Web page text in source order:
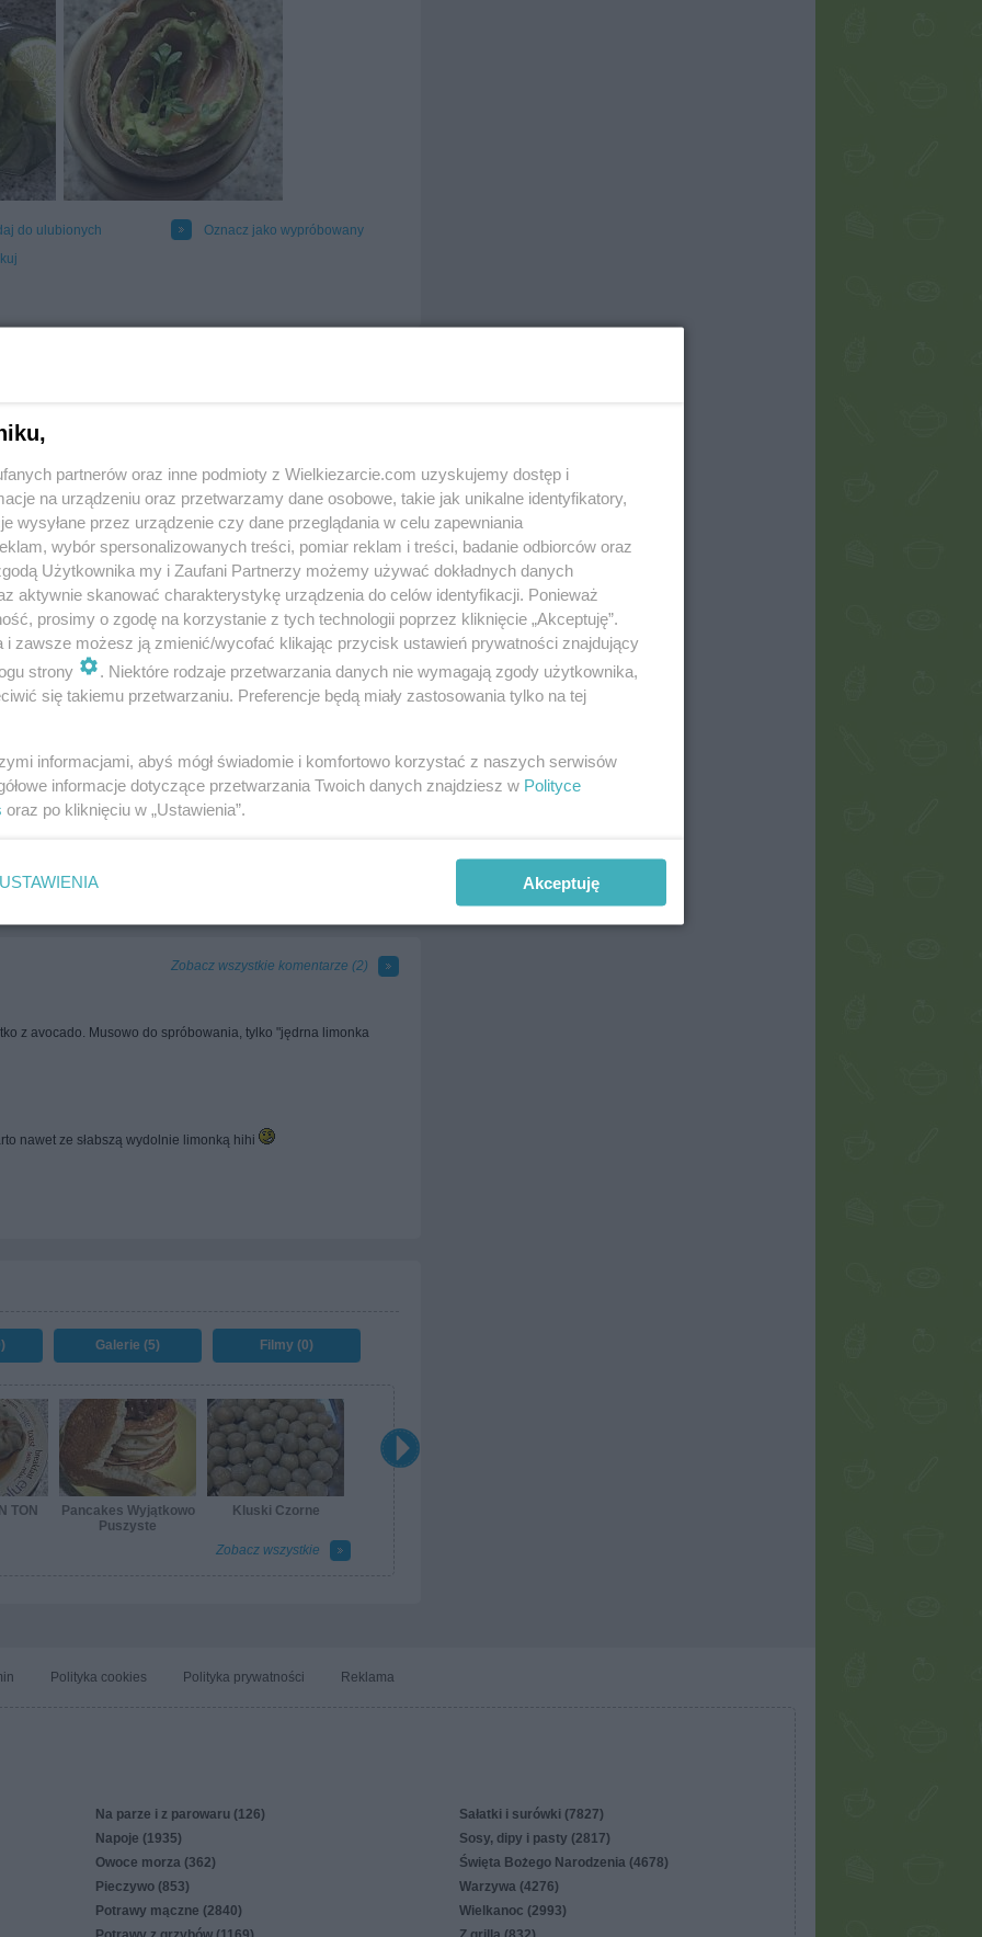
do ulubionych
Oznacz jako wypróbowany
pasta tortilla
Zobacz wszystkie komentarze (2)
z avocado. Musowo do spróbowania, tylko "jędrna limonka
nawet ze słabszą wydolnie limonką hihi
Galerie (5) Filmy (0)
TON
Pancakes Wyjątkowo
Puszyste
Kluski Czorne
Zobacz wszystkie
Polityka cookies Polityka prywatności Reklama
Na parze i z parowaru (126)
Napoje (1935)
Owoce morza (362)
Pieczywo (853)
Potrawy mączne (2840)
Sałatki i surówki (7827)
Sosy, dipy i pasty (2817)
Święta Bożego Narodzenia (4678)
Warzywa (4276)
Wielkanoc (2993)
partnerów oraz inne podmioty z Wielkiezarcie.com uzyskujemy dostęp i
na urządzeniu oraz przetwarzamy dane osobowe, takie jak unikalne identyfikatory,
wysyłane przez urządzenie czy dane przeglądania w celu zapewniania
wybór spersonalizowanych treści, pomiar reklam i treści, badanie odbiorców oraz
Użytkownika my i Zaufani Partnerzy możemy używać dokładnych danych
aktywnie skanować charakterystykę urządzenia do celów identyfikacji. Ponieważ
prosimy o zgodę na korzystanie z tych technologii poprzez kliknięcie „Akceptuję”.
i zawsze możesz ją zmienić/wycofać klikając przycisk ustawień prywatności znajdujący
strony
. Niektóre rodzaje przetwarzania danych nie wymagają zgody użytkownika,
się takiemu przetwarzaniu. Preferencje będą miały zastosowania tylko na tej
informacjami, abyś mógł świadomie i komfortowo korzystać z naszych serwisów
informacje dotyczące przetwarzania Twoich danych znajdziesz w Polityce
oraz po kliknięciu w „Ustawienia”.
USTAWIENIA Akceptuję